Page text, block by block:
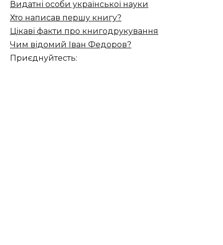
Видатні особи української науки
Хто написав першу книгу?
Цікаві факти про книгодрукування
Чим відомий Іван Федоров?
Приєднуйтесть: